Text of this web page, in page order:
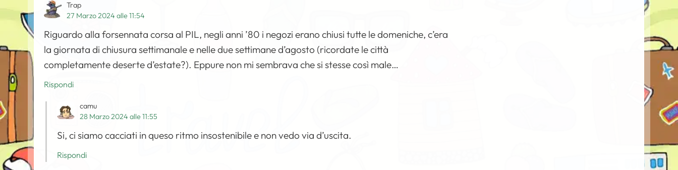
Trap
27 Marzo 2024 alle 11:54
Riguardo alla forsennata corsa al PIL, negli anni ’80 i negozi erano chiusi tutte le domeniche, c’era
la giornata di chiusura settimanale e nelle due settimane d’agosto (ricordate le città
completamente deserte d’estate?). Eppure non mi sembrava che si stesse così male…
Rispondi
camu
28 Marzo 2024 alle 11:55
Si, ci siamo cacciati in queso ritmo insostenibile e non vedo via d’uscita.
Rispondi